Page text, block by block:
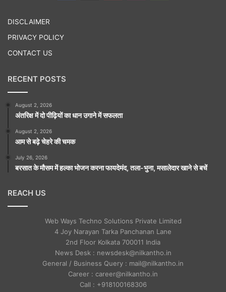
DISCLAIMER
PRIVACY POLICY
CONTACT US
RECENT POSTS
August 2, 2026
अंतरिक्ष में दो पीढ़ियों का धान उगाने में सफलता
August 2, 2026
आम से बढ़े चेहरे की चमक
July 26, 2026
बरसात के मौसम में हल्का भोजन करना फायदेमंद, तला-भुना, मसालेदार खाने से बचें
REACH US
Web Ways Techno Solutions Private Limited
4 Joy Narayan Tarka Panchanan Lane
2nd Floor Kolkata 700011 India
News Desk : newsdesk@nilkantho.in
General / Business Query : mail@nilkantho.in
Career : career@nilkantho.in
Call : +918100168306